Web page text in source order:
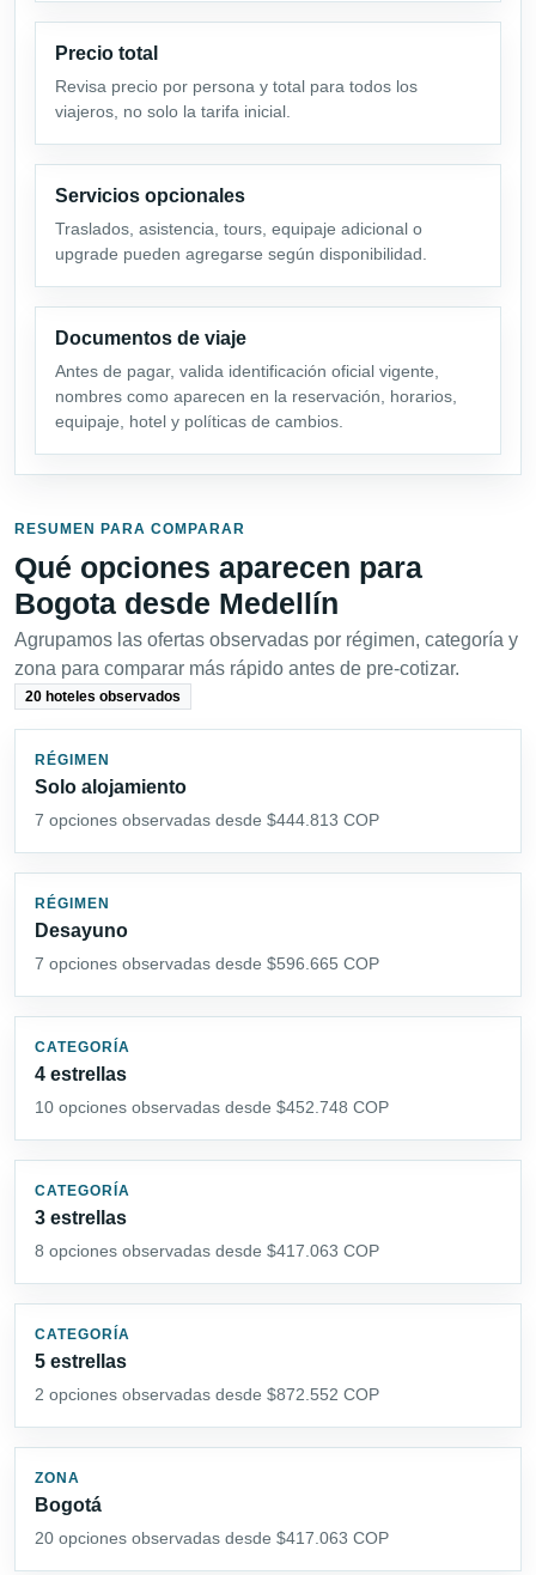
Precio total
Revisa precio por persona y total para todos los
viajeros, no solo la tarifa inicial.
Servicios opcionales
Traslados, asistencia, tours, equipaje adicional o
upgrade pueden agregarse según disponibilidad.
Documentos de viaje
Antes de pagar, valida identificación oficial vigente,
nombres como aparecen en la reservación, horarios,
equipaje, hotel y políticas de cambios.
RESUMEN PARA COMPARAR
Qué opciones aparecen para
Bogota desde Medellín
Agrupamos las ofertas observadas por régimen, categoría y
zona para comparar más rápido antes de pre-cotizar.
20 hoteles observados
RÉGIMEN
Solo alojamiento
7 opciones observadas desde $444.813 COP
RÉGIMEN
Desayuno
7 opciones observadas desde $596.665 COP
CATEGORÍA
4 estrellas
10 opciones observadas desde $452.748 COP
CATEGORÍA
3 estrellas
8 opciones observadas desde $417.063 COP
CATEGORÍA
5 estrellas
2 opciones observadas desde $872.552 COP
ZONA
Bogotá
20 opciones observadas desde $417.063 COP